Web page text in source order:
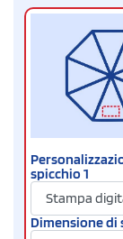
spicchio 1
Dimensione di